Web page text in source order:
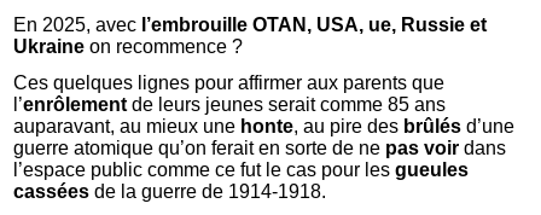
En 2025, avec l’embrouille OTAN, USA, ue, Russie et
Ukraine on recommence ?
Ces quelques lignes pour affirmer aux parents que
l’enrôlement de leurs jeunes serait comme 85 ans
auparavant, au mieux une honte, au pire des brûlés d’une
guerre atomique qu’on ferait en sorte de ne pas voir dans
l’espace public comme ce fut le cas pour lesgueules
cassées de la guerre de 1914-1918.